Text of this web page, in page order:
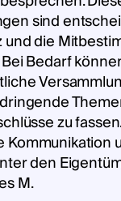
sind
und die
Bedarf
zu
Kommunikation
den
M.